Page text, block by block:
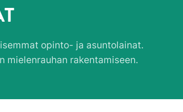
opinto- ja asuntolainat.
mielenrauhan rakentamiseen.